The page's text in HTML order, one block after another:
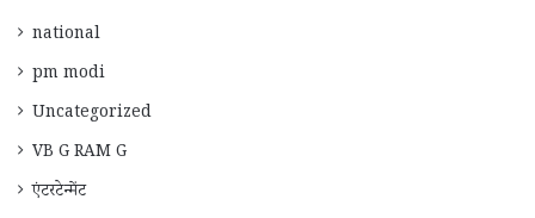
national
pm modi
Uncategorized
VB G RAM G
एंटरटेन्मेंट